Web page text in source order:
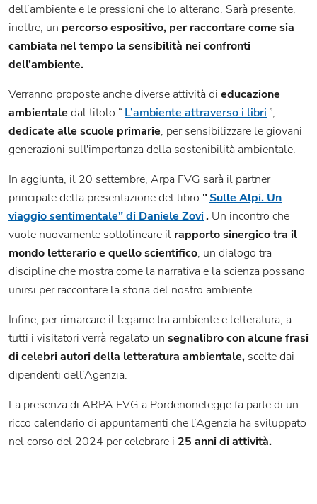
dell’ambiente e le pressioni che lo alterano. Sarà presente,
inoltre, un percorso espositivo, per raccontare come sia
cambiata nel tempo la sensibilità nei confronti
dell’ambiente.
Verranno proposte anche diverse attività di educazione
ambientale dal titolo “L’ambiente attraverso i libri”,
dedicate alle scuole primarie, per sensibilizzare le giovani
generazioni sull'importanza della sostenibilità ambientale.
In aggiunta, il 20 settembre, Arpa FVG sarà il partner
principale della presentazione del libro "Sulle Alpi. Un
viaggio sentimentale" di Daniele Zovi. Un incontro che
vuole nuovamente sottolineare il rapporto sinergico tra il
mondo letterario e quello scientifico, un dialogo tra
discipline che mostra come la narrativa e la scienza possano
unirsi per raccontare la storia del nostro ambiente.
Infine, per rimarcare il legame tra ambiente e letteratura, a
tutti i visitatori verrà regalato un segnalibro con alcune frasi
di celebri autoridella letteratura ambientale, scelte dai
dipendenti dell’Agenzia.
La presenza di ARPA FVG a Pordenonelegge fa parte di un
ricco calendario di appuntamenti che l’Agenzia ha sviluppato
nel corso del 2024 per celebrare i 25 anni di attività.